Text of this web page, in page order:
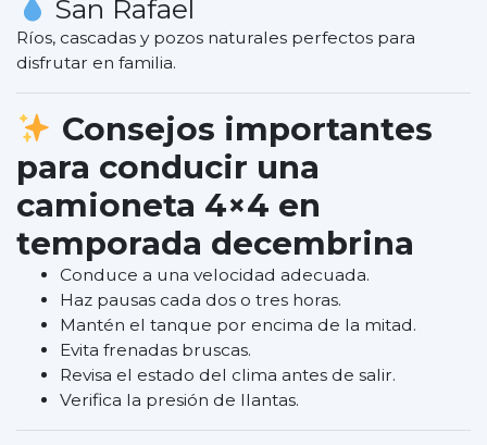
San Rafael
Ríos, cascadas y pozos naturales perfectos para
disfrutar en familia.
Consejos importantes
para conducir una
camioneta 4×4 en
temporada decembrina
Conduce a una velocidad adecuada.
Haz pausas cada dos o tres horas.
Mantén el tanque por encima de la mitad.
Evita frenadas bruscas.
Revisa el estado del clima antes de salir.
Verifica la presión de llantas.